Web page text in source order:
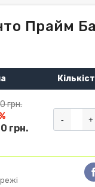
Прайм
грн.
грн.
+